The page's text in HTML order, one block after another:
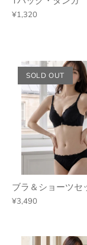
¥1,320
SOLD OUT
ブラ＆ショーツセ
¥3,490